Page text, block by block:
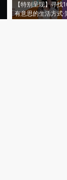
【特别呈现】寻找
有意思的生活方式·